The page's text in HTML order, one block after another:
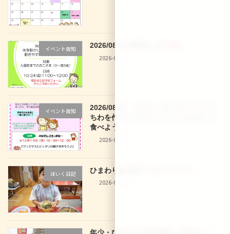
イベント告知 2026/08/28 体操きっず
2026-07-30
イベント告知
2026/08/03 なでしこきっず サマーう
ちわを作ろう♪＆アイスパフェを作って
食べよう♪
2026-07-27
ほいく日記 ひまわり組 食育「七夕うどん
2026-07-10